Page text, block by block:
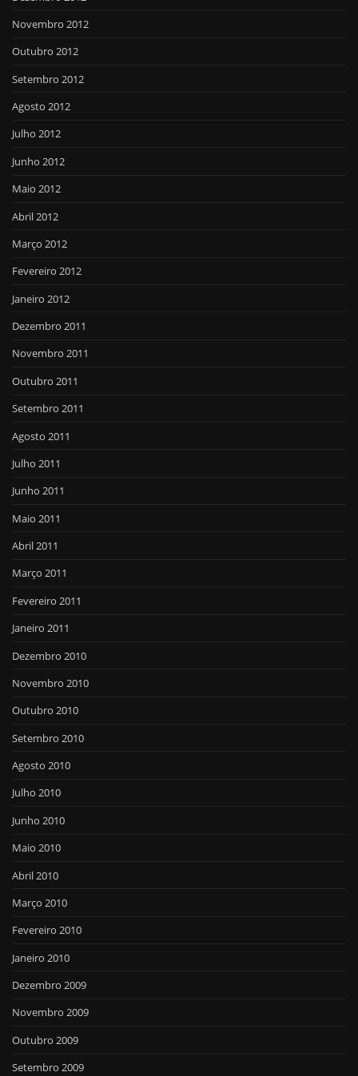
Novembro 2012
Outubro 2012
Setembro 2012
Agosto 2012
Julho 2012
Junho 2012
Maio 2012
Abril 2012
Março 2012
Fevereiro 2012
Janeiro 2012
Dezembro 2011
Novembro 2011
Outubro 2011
Setembro 2011
Agosto 2011
Julho 2011
Junho 2011
Maio 2011
Abril 2011
Março 2011
Fevereiro 2011
Janeiro 2011
Dezembro 2010
Novembro 2010
Outubro 2010
Setembro 2010
Agosto 2010
Julho 2010
Junho 2010
Maio 2010
Abril 2010
Março 2010
Fevereiro 2010
Janeiro 2010
Dezembro 2009
Novembro 2009
Outubro 2009
Setembro 2009